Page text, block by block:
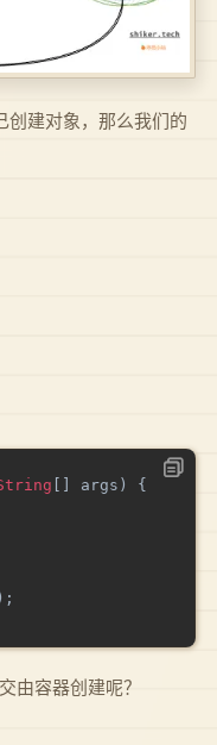
创建对象，那么我们的
[ ] args )
{
;
由容器创建呢？